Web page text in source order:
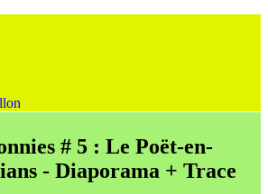
# 5 : Le Poët-en-
- Diaporama + Trace